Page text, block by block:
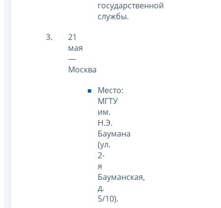
государственной
службы.
21
мая
—
Москва
Место:
МГТУ
им.
Н.Э.
Баумана
(ул.
2-
я
Бауманская,
д.
5/10).